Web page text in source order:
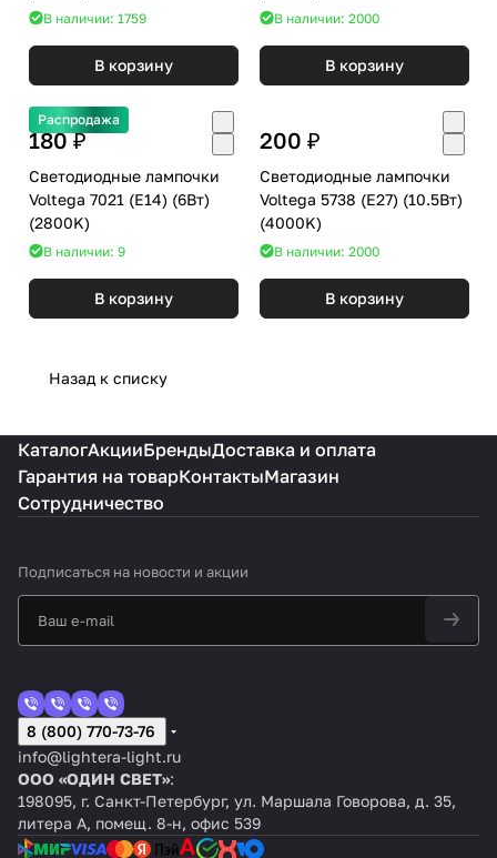
В наличии: 1759
В корзину
В наличии: 2000
В корзину
Распродажа
180 ₽
Светодиодные лампочки
Voltega 7021 (E14) (6Вт)
(2800K)
В наличии: 9
В корзину
200 ₽
Светодиодные лампочки
Voltega 5738 (E27) (10.5Вт)
(4000K)
В наличии: 2000
В корзину
Назад к списку
КаталогАкцииБрендыДоставка и оплата
Гарантия на товарКонтактыМагазин
Сотрудничество
Подписаться на новости и акции
8 (800) 770-73-76
info@lightera-light.ru
ООО «ОДИН СВЕТ»:
198095, г. Санкт-Петербург, ул. Маршала Говорова, д. 35,
литера А, помещ. 8-н, офис 539